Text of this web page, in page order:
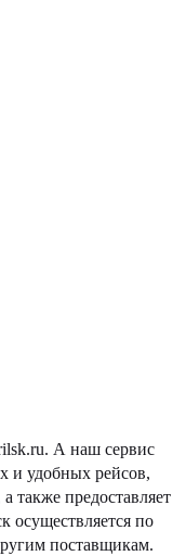
А наш сервис
и удобных рейсов,
также предоставляет
по
поставщикам.